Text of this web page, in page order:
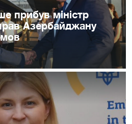
прибув міністр
Азербайджану